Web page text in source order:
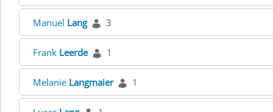
Manuel Lang 3
Frank Leerde 1
Melanie Langmaier 1